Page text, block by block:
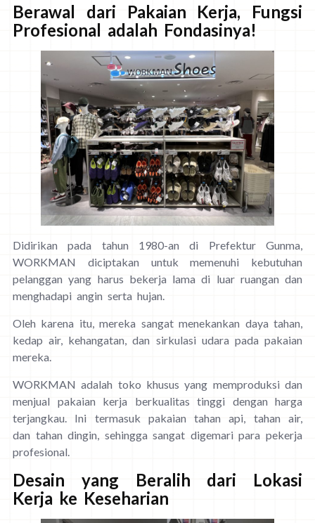
Berawal dari Pakaian Kerja, Fungsi
Profesional adalah Fondasinya!
Didirikan pada tahun 1980-an di Prefektur Gunma,
WORKMAN diciptakan untuk memenuhi kebutuhan
pelanggan yang harus bekerja lama di luar ruangan dan
menghadapi angin serta hujan.
Oleh karena itu, mereka sangat menekankan daya tahan,
kedap air, kehangatan, dan sirkulasi udara pada pakaian
mereka.
WORKMAN adalah toko khusus yang memproduksi dan
menjual pakaian kerja berkualitas tinggi dengan harga
terjangkau. Ini termasuk pakaian tahan api, tahan air,
dan tahan dingin, sehingga sangat digemari para pekerja
profesional.
Desain yang Beralih dari Lokasi
Kerja ke Keseharian